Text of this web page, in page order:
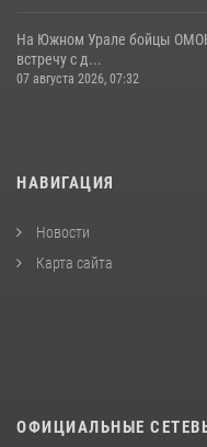
На Южном Урале бойцы ОМОН
встречу с д...
07 августа 2026, 07:32
НАВИГАЦИЯ
Новости
Карта сайта
ОФИЦИАЛЬНЫЕ